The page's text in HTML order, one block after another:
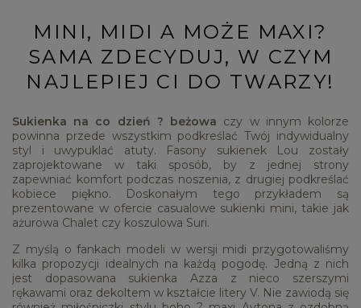
MINI, MIDI A MOŻE MAXI?
SAMA ZDECYDUJ, W CZYM
NAJLEPIEJ CI DO TWARZY!
Sukienka na co dzień ? beżowa czy w innym kolorze
powinna przede wszystkim podkreślać Twój indywidualny
styl i uwypuklać atuty. Fasony sukienek Lou zostały
zaprojektowane w taki sposób, by z jednej strony
zapewniać komfort podczas noszenia, z drugiej podkreślać
kobiece piękno. Doskonałym tego przykładem są
prezentowane w ofercie casualowe sukienki mini, takie jak
ażurowa Chalet czy koszulowa Suri.
Z myślą o fankach modeli w wersji midi przygotowaliśmy
kilka propozycji idealnych na każdą pogodę. Jedną z nich
jest dopasowana sukienka Azza z nieco szerszymi
rękawami oraz dekoltem w kształcie litery V. Nie zawiodą się